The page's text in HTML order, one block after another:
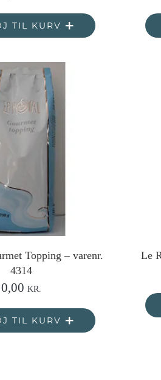
TIL KURV
Topping – varenr.
4314
0,00 KR.
TIL KURV
Le